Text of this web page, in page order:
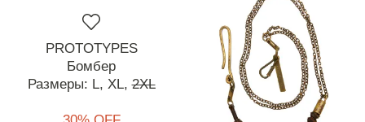
PROTOTYPES
Бомбер
Размеры: L, XL, 2XL